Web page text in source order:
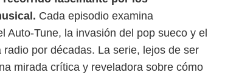
Cada episodio examina
Auto-Tune, la invasión del pop sueco y el
por décadas. La serie, lejos de ser
mirada crítica y reveladora sobre cómo